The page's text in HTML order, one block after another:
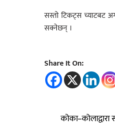
सस्तो टिकट्स च्याटबट
सक्नेछन् ।
Share It On:
कोका–कोलाद्वारा